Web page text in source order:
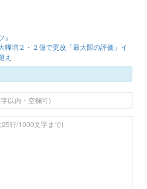
幅増２・２億で更改「最大限の評価」イ
え